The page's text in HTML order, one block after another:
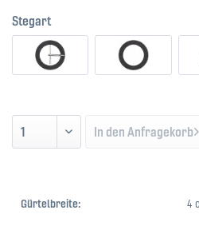
Stegart
In den Anfragekorb
Gürtelbreite: 4